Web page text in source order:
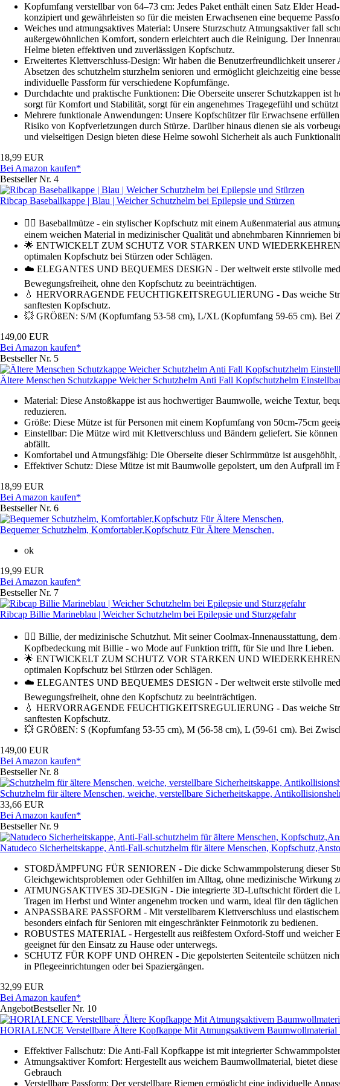
Kopfumfang verstellbar von 64–73 cm: Jedes Paket enthält einen Satz Elder
konzipiert und gewährleisten so für die meisten Erwachsenen eine bequeme
Weiches und atmungsaktives Material: Unsere Sturzschutz Atmungsaktiver fall
außergewöhnlichen Komfort, sondern erleichtert auch die Reinigung. Der
Helme bieten effektiven und zuverlässigen Kopfschutz.
Erweitertes Klettverschluss-Design: Wir haben die Benutzerfreundlichkeit
Absetzen des schutzhelm sturzhelm senioren und ermöglicht gleichzeitig eine
individuelle Passform für verschiedene Kopfumfänge.
Durchdachte und praktische Funktionen: Die Oberseite unserer Schutzkappen
sorgt für Komfort und Stabilität, sorgt für ein angenehmes Tragegefühl und
Mehrere funktionale Anwendungen: Unsere Kopfschützer für Erwachsene
Risiko von Kopfverletzungen durch Stürze. Darüber hinaus dienen sie als
und vielseitigen Design bieten diese Helme sowohl Sicherheit als auch
18,99 EUR
Bei Amazon kaufen*
Bestseller Nr. 4
Ribcap Baseballkappe | Blau | Weicher Schutzhelm bei Epilepsie und Stürzen
👉🏼 Baseballmütze - ein stylischer Kopfschutz mit einem Außenmaterial aus
einem weichen Material in medizinischer Qualität und abnehmbaren Kinnriemen
🌟 ENTWICKELT ZUM SCHUTZ VOR STARKEN UND
optimalen Kopfschutz bei Stürzen oder Schlägen.
☁️ ELEGANTES UND BEQUEMES DESIGN - Der weltweit erste stilvolle
Bewegungsfreiheit, ohne den Kopfschutz zu beeinträchtigen.
💧 HERVORRAGENDE FEUCHTIGKEITSREGULIERUNG - Das weiche
sanftesten Kopfschutz.
💥 GRÖßEN: S/M (Kopfumfang 53-58 cm), L/XL (Kopfumfang 59-65 cm). Bei
149,00 EUR
Bei Amazon kaufen*
Bestseller Nr. 5
Ältere Menschen Schutzkappe Weicher Schutzhelm Anti Fall Kopfschutzhelm
Material: Diese Anstoßkappe ist aus hochwertiger Baumwolle, weiche Textur,
reduzieren.
Größe: Diese Mütze ist für Personen mit einem Kopfumfang von 50cm-75cm
Einstellbar: Die Mütze wird mit Klettverschluss und Bändern geliefert. Sie
abfällt.
Komfortabel und Atmungsfähig: Die Oberseite dieser Schirmmütze ist
Effektiver Schutz: Diese Mütze ist mit Baumwolle gepolstert, um den Aufprall im
18,99 EUR
Bei Amazon kaufen*
Bestseller Nr. 6
Bequemer Schutzhelm, Komfortabler,Kopfschutz Für Ältere Menschen,
ok
19,99 EUR
Bei Amazon kaufen*
Bestseller Nr. 7
Ribcap Billie Marineblau | Weicher Schutzhelm bei Epilepsie und Sturzgefahr
👉🏼 Billie, der medizinische Schutzhut. Mit seiner Coolmax-Innenausstattung,
Kopfbedeckung mit Billie - wo Mode auf Funktion trifft, für Sie und Ihre Lieben.
🌟 ENTWICKELT ZUM SCHUTZ VOR STARKEN UND
optimalen Kopfschutz bei Stürzen oder Schlägen.
☁️ ELEGANTES UND BEQUEMES DESIGN - Der weltweit erste stilvolle
Bewegungsfreiheit, ohne den Kopfschutz zu beeinträchtigen.
💧 HERVORRAGENDE FEUCHTIGKEITSREGULIERUNG - Das weiche
sanftesten Kopfschutz.
💥 GRÖßEN: S (Kopfumfang 53-55 cm), M (56-58 cm), L (59-61 cm). Bei
149,00 EUR
Bei Amazon kaufen*
Bestseller Nr. 8
Schutzhelm für ältere Menschen, weiche, verstellbare Sicherheitskappe,
33,66 EUR
Bei Amazon kaufen*
Bestseller Nr. 9
Natudeco Sicherheitskappe, Anti-Fall-schutzhelm für ältere Menschen,
STOßDÄMPFUNG FÜR SENIOREN - Die dicke Schwammpolsterung dieser
Gleichgewichtsproblemen oder Gehhilfen im Alltag, ohne medizinische Wirkung
ATMUNGSAKTIVES 3D-DESIGN - Die integrierte 3D-Luftschicht fördert die
Tragen im Herbst und Winter angenehm trocken und warm, ideal für den täglichen
ANPASSBARE PASSFORM - Mit verstellbarem Klettverschluss und
besonders einfach für Senioren mit eingeschränkter Feinmotorik zu bedienen.
ROBUSTES MATERIAL - Hergestellt aus reißfestem Oxford-Stoff und weicher
geeignet für den Einsatz zu Hause oder unterwegs.
SCHUTZ FÜR KOPF UND OHREN - Die gepolsterten Seitenteile schützen
in Pflegeeinrichtungen oder bei Spaziergängen.
32,99 EUR
Bei Amazon kaufen*
AngebotBestseller Nr. 10
HORIALENCE Verstellbare Ältere Kopfkappe Mit Atmungsaktivem
Effektiver Fallschutz: Die Anti-Fall Kopfkappe ist mit integrierter
Atmungsaktiver Komfort: Hergestellt aus weichem Baumwollmaterial, bietet
Gebrauch
Verstellbare Passform: Der verstellbare Riemen ermöglicht eine individuelle